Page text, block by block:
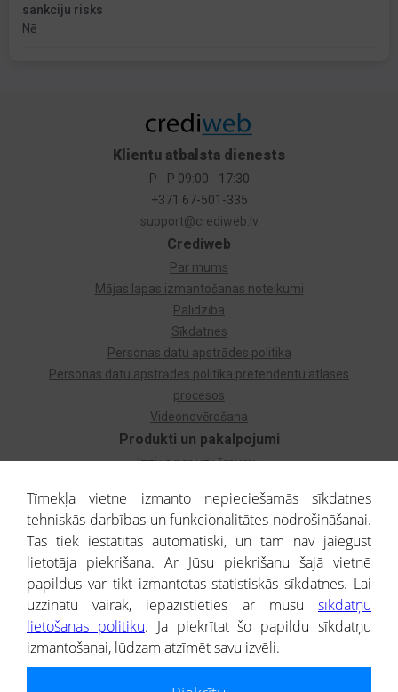
sankciju risks
Nē
Produkti un pakalpojumi
Izziņa par uzņēmumu
Dzimtas koks
Uzņēmumu atlase
Monitorings
Kredītizziņa par ārvalstu uzņēmumiem
Crediweb
Par mums
Mājas lapas izmantošanas noteikumi
Palīdzība
Sīkdatnes
Personas datu apstrādes politika
Personas datu apstrādes politika pretendentu atlases
procesos
Videonovērošana
Klientu atbalsta dienests
P - P 09:00 - 17:30
+371 67-501-335
support@crediweb.lv
® CREDITREFORM Latvija
SIA
Tīmekļa vietne izmanto nepieciešamās sīkdatnes
tehniskās darbības un funkcionalitātes nodrošināšanai.
Tās tiek iestatītas automātiski, un tām nav jāiegūst
lietotāja piekrišana. Ar Jūsu piekrišanu šajā vietnē
papildus var tikt izmantotas statistiskās sīkdatnes. Lai
uzzinātu vairāk, iepazīstieties ar mūsu sīkdatņu
lietošanas politiku. Ja piekrītat šo papildu sīkdatņu
izmantošanai, lūdzam atzīmēt savu izvēli.